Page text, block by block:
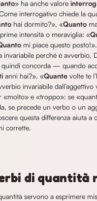
» ha anche valore
interrogativo chiede la
hai dormito?», «Quanto
intensità o meraviglia: «
mi piace questo
invariabile perché è avverbio.
concorda — quando
anni hai?», «Quante volte te
invariabile dall’aggettivo
«molto» e «troppo»: se
se precede un verbo o un
questa differenza aiuta a
corrette.
di quantità
servono a esprimere